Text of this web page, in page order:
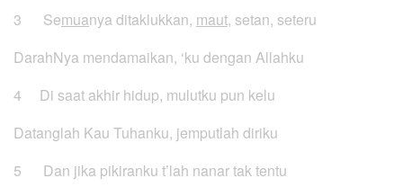
3 Semuanya ditaklukkan, maut, setan, seteru
DarahNya mendamaikan, ‘ku dengan Allahku
4 Di saat akhir hidup, mulutku pun kelu
Datanglah Kau Tuhanku, jemputlah diriku
5 Dan jika pikiranku t’lah nanar tak tentu